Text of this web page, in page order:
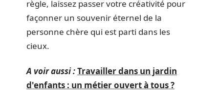
règle, laissez passer votre créativité pour
façonner un souvenir éternel de la
personne chère qui est parti dans les
cieux.
A voir aussi :Travailler dans un jardin
d'enfants : un métier ouvert à tous ?